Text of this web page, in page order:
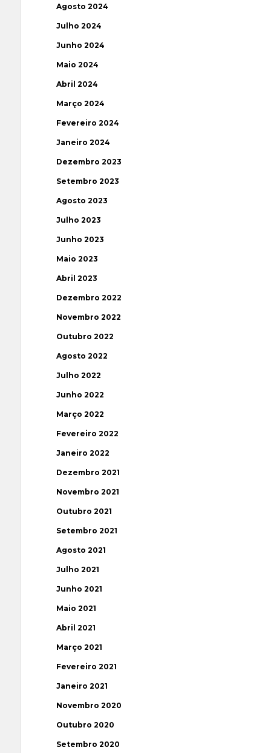
Agosto 2024
Julho 2024
Junho 2024
Maio 2024
Abril 2024
Março 2024
Fevereiro 2024
Janeiro 2024
Dezembro 2023
Setembro 2023
Agosto 2023
Julho 2023
Junho 2023
Maio 2023
Abril 2023
Dezembro 2022
Novembro 2022
Outubro 2022
Agosto 2022
Julho 2022
Junho 2022
Março 2022
Fevereiro 2022
Janeiro 2022
Dezembro 2021
Novembro 2021
Outubro 2021
Setembro 2021
Agosto 2021
Julho 2021
Junho 2021
Maio 2021
Abril 2021
Março 2021
Fevereiro 2021
Janeiro 2021
Novembro 2020
Outubro 2020
Setembro 2020